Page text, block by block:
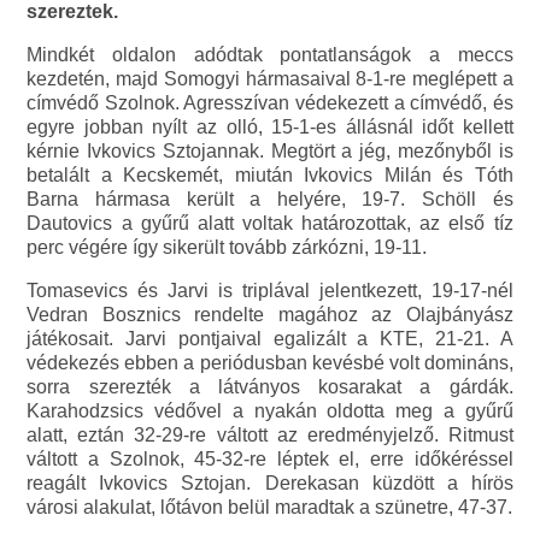
szereztek.
Mindkét oldalon adódtak pontatlanságok a meccs
kezdetén, majd Somogyi hármasaival 8-1-re meglépett a
címvédő Szolnok. Agresszívan védekezett a címvédő, és
egyre jobban nyílt az olló, 15-1-es állásnál időt kellett
kérnie Ivkovics Sztojannak. Megtört a jég, mezőnyből is
betalált a Kecskemét, miután Ivkovics Milán és Tóth
Barna hármasa került a helyére, 19-7. Schöll és
Dautovics a gyűrű alatt voltak határozottak, az első tíz
perc végére így sikerült tovább zárkózni, 19-11.
Tomasevics és Jarvi is triplával jelentkezett, 19-17-nél
Vedran Bosznics rendelte magához az Olajbányász
játékosait. Jarvi pontjaival egalizált a KTE, 21-21. A
védekezés ebben a periódusban kevésbé volt domináns,
sorra szerezték a látványos kosarakat a gárdák.
Karahodzsics védővel a nyakán oldotta meg a gyűrű
alatt, eztán 32-29-re váltott az eredményjelző. Ritmust
váltott a Szolnok, 45-32-re léptek el, erre időkéréssel
reagált Ivkovics Sztojan. Derekasan küzdött a hírös
városi alakulat, lőtávon belül maradtak a szünetre, 47-37.